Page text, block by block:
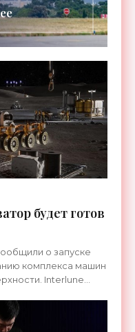
будет готов
о запуске
комплекса машин
Interlune